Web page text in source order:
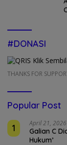
#DONASI
THANKS FOR
Popular Post
1
April 21, 2026
Galian C
Hukum’